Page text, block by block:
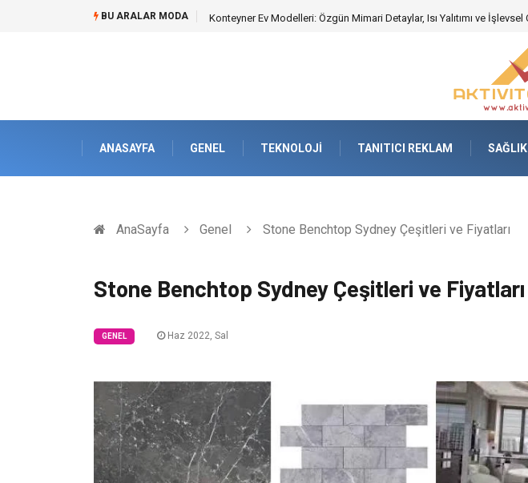
BU ARALAR MODA Nakliye Nedir ve Tedarik Zincirindeki Önemi Nasıl Anlaşılır?
ANASAYFA GENEL TEKNOLOJI TANITICI REKLAM SAĞLIK
AnaSayfa Genel Stone Benchtop Sydney Çeşitleri ve Fiyatları
Stone Benchtop Sydney Çeşitleri ve Fiyatları
GENEL Haz 2022, Sal